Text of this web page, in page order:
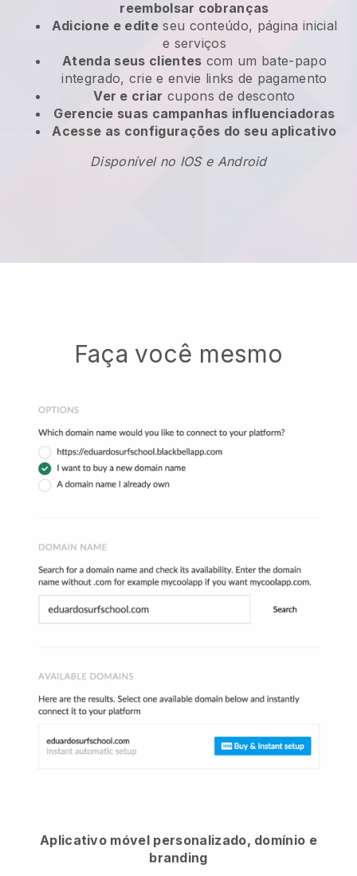
reembolsar cobranças
Adicione e editeseu conteúdo, página inicial
e serviços
Atenda seus clientes com um bate-papo
integrado, crie e envie links de pagamento
Ver e criar cupons de desconto
Gerencie suas campanhas influenciadoras
Acesse as configurações do seu aplicativo
Disponível no IOS e Android
Faça você mesmo
Aplicativo móvel personalizado, domínio e
branding